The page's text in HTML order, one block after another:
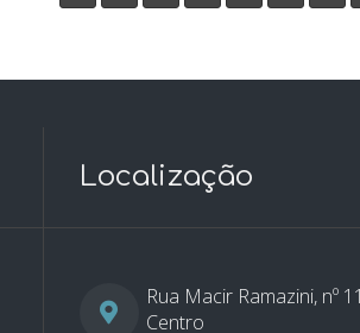
Localização
Rua Macir Ramazini, nº
Centro